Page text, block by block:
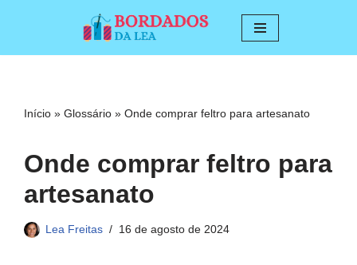
conteúdo
Início » Glossário » Onde comprar feltro para artesanato
Onde comprar feltro para
artesanato
Lea Freitas 16 de agosto de 2024